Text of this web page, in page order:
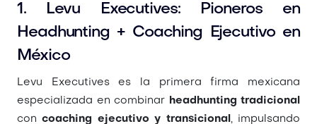
1. Levu Executives: Pioneros en
Headhunting + Coaching Ejecutivo en
México
Levu Executives es la primera firma mexicana
especializada en combinar
headhunting tradicional
concoaching ejecutivo y transicional , impulsando